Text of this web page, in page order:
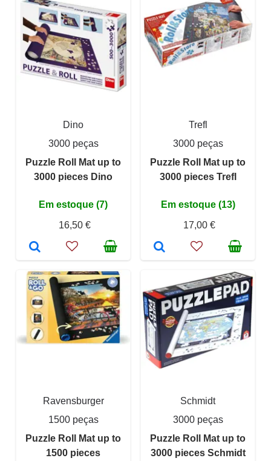
Dino
3000 peças
Puzzle Roll Mat up to
3000 pieces Dino
Em estoque (7)
16,50 €
Trefl
3000 peças
Puzzle Roll Mat up to
3000 pieces Trefl
Em estoque (13)
17,00 €
Ravensburger
1500 peças
Puzzle Roll Mat up to
1500 pieces
Schmidt
3000 peças
Puzzle Roll Mat up to
3000 pieces Schmidt